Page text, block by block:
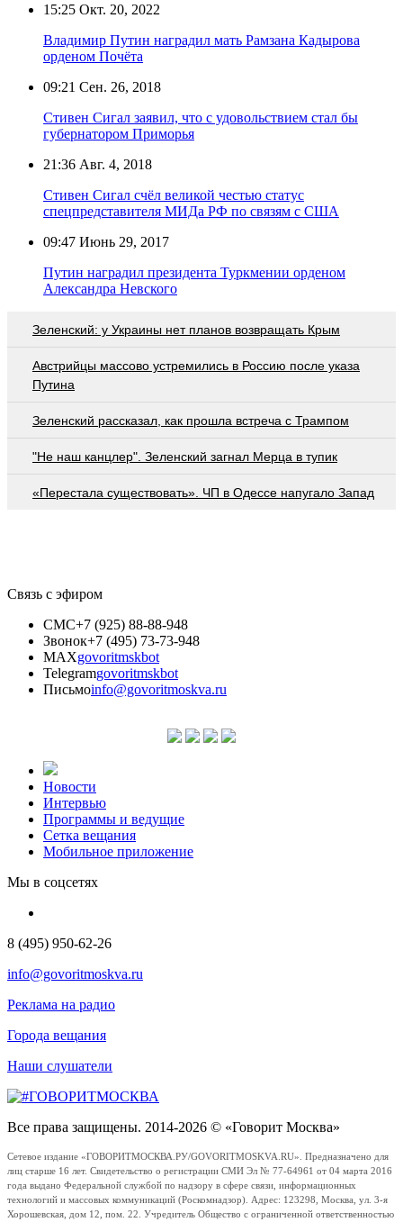
15:25 Окт. 20, 2022
Владимир Путин наградил мать Рамзана Кадырова
орденом Почёта
09:21 Сен. 26, 2018
Стивен Сигал заявил, что с удовольствием стал бы
губернатором Приморья
21:36 Авг. 4, 2018
Стивен Сигал счёл великой честью статус
спецпредставителя МИДа РФ по связям с США
09:47 Июнь 29, 2017
Путин наградил президента Туркмении орденом
Александра Невского
Зеленский: у Украины нет планов возвращать Крым
Австрийцы массово устремились в Россию после указа
Путина
Зеленский рассказал, как прошла встреча с Трампом
"Не наш канцлер". Зеленский загнал Мерца в тупик
«Перестала существовать». ЧП в Одессе напугало Запад
Связь с эфиром
СМС+7 (925) 88-88-948
Звонок+7 (495) 73-73-948
MAXgovoritmskbot
Telegramgovoritmskbot
Письмоinfo@govoritmoskva.ru
Новости
Интервью
Программы и ведущие
Сетка вещания
Мобильное приложение
Мы в соцсетях
8 (495) 950-62-26
info@govoritmoskva.ru
Реклама на радио
Города вещания
Наши слушатели
Все права защищены. 2014-2026 © «Говорит Москва»
Сетевое издание «ГОВОРИТМОСКВА.РУ/GOVORITMOSKVA.RU». Предназначено для
лиц старше 16 лет. Свидетельство о регистрации СМИ Эл № 77-64961 от 04 марта 2016
года выдано Федеральной службой по надзору в сфере связи, информационных
технологий и массовых коммуникаций (Роскомнадзор). Адрес: 123298, Москва, ул. 3-я
Хорошевская, дом 12, пом. 22. Учредитель Общество с ограниченной ответственностью